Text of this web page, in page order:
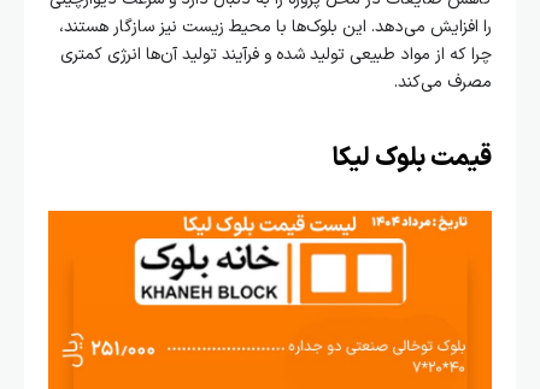
را افزایش می‌دهد. این بلوک‌ها با محیط زیست نیز سازگار هستند،
چرا که از مواد طبیعی تولید شده و فرآیند تولید آن‌ها انرژی کمتری
مصرف می‌کند.
قیمت بلوک لیکا